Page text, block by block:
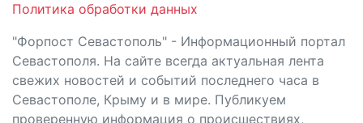
Политика обработки данных
"Форпост Севастополь" - Информационный портал
Севастополя. На сайте всегда актуальная лента
свежих новостей и событий последнего часа в
Севастополе, Крыму и в мире. Публикуем
проверенную информация о происшествиях,